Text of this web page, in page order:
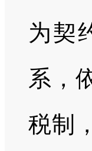
为契
系，
税制